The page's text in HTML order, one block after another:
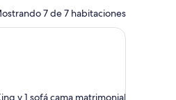
7 de 7 habitaciones
de cama de alta calidad y caja de
y 1 sofá cama matrimonial